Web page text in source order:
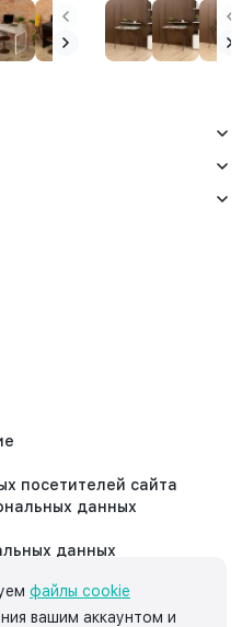
амаретто
посетителей сайта
данных
данных
данных третьим
файлы cookie
вашим аккаунтом и